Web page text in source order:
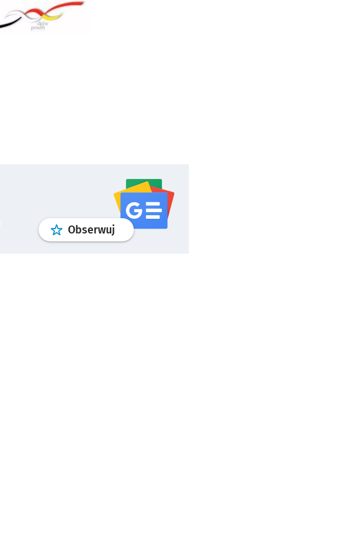
Obserwuj profilgoogle news